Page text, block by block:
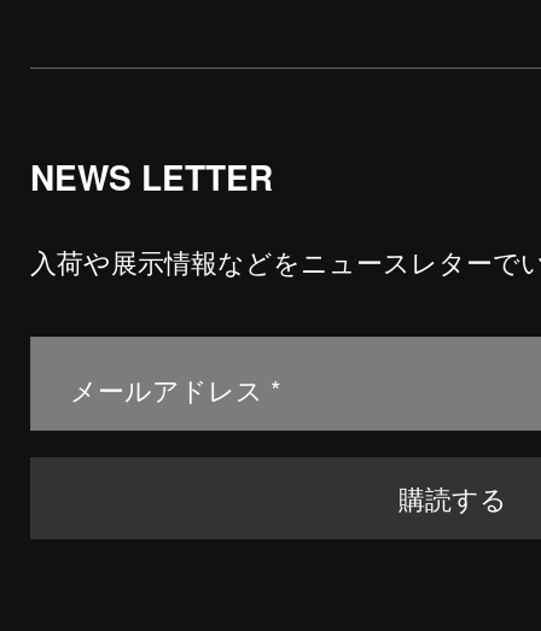
NEWS LETTER
入荷や展示情報などをニュースレターで